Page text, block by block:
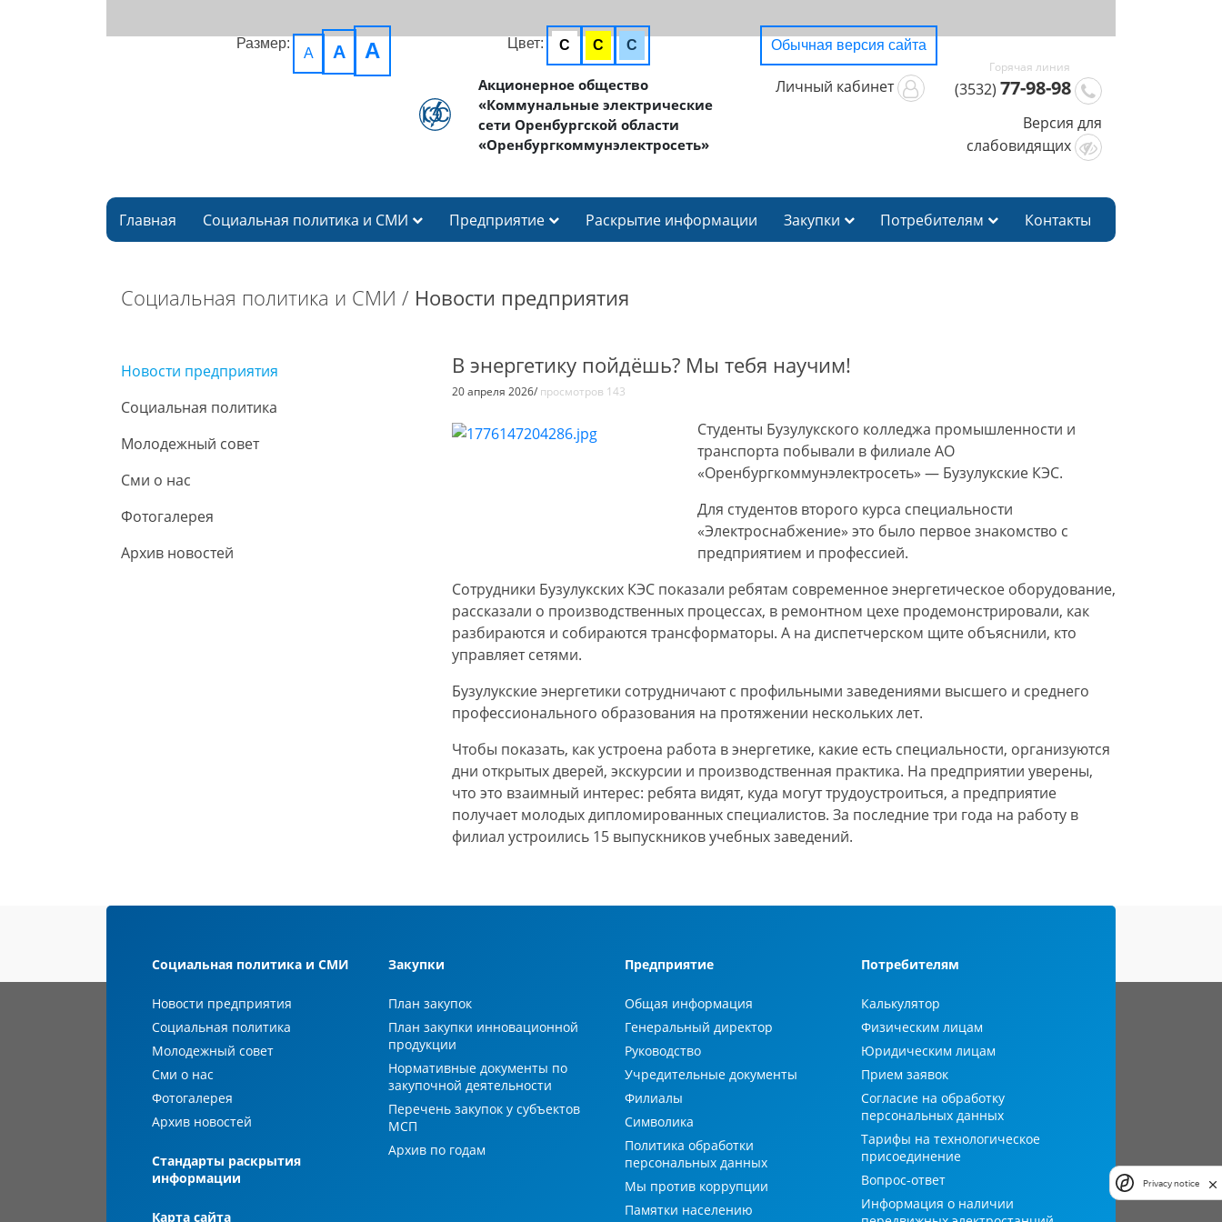
Размер:
A A A Цвет: C C C Обычная версия сайта
Акционерное общество
«Коммунальные электрические
сети Оренбургской области
«Оренбургкоммунэлектросеть»
Личный кабинет (3532) 77-98-98
Версия для
слабовидящих
Главная Социальная политика и СМИ Предприятие Раскрытие информации Закупки Потребителям Контакты
Социальная политика и СМИ / Новости предприятия
Новости предприятия
Социальная политика
Молодежный совет
Сми о нас
Фотогалерея
Архив новостей
В энергетику пойдёшь? Мы тебя научим!
20 апреля 2026/ просмотров 143
Студенты Бузулукского колледжа промышленности и
транспорта побывали в филиале АО
«Оренбургкоммунэлектросеть» — Бузулукские КЭС.
Для студентов второго курса специальности
«Электроснабжение» это было первое знакомство с
предприятием и профессией.
Сотрудники Бузулукских КЭС показали ребятам современное энергетическое оборудование,
рассказали о производственных процессах, в ремонтном цехе продемонстрировали, как
разбираются и собираются трансформаторы. А на диспетчерском щите объяснили, кто
управляет сетями.
Бузулукские энергетики сотрудничают с профильными заведениями высшего и среднего
профессионального образования на протяжении нескольких лет.
Чтобы показать, как устроена работа в энергетике, какие есть специальности, организуются
дни открытых дверей, экскурсии и производственная практика. На предприятии уверены,
что это взаимный интерес: ребята видят, куда могут трудоустроиться, а предприятие
получает молодых дипломированных специалистов. За последние три года на работу в
филиал устроились 15 выпускников учебных заведений.
Социальная политика и СМИ
Новости предприятия
Социальная политика
Молодежный совет
Сми о нас
Фотогалерея
Архив новостей
Стандарты раскрытия
информации
Карта сайта
Закупки
План закупок
План закупки инновационной
продукции
Нормативные документы по
закупочной деятельности
Перечень закупок у субъектов
МСП
Архив по годам
Предприятие
Общая информация
Генеральный директор
Руководство
Учредительные документы
Филиалы
Символика
Политика обработки
персональных данных
Мы против коррупции
Памятки населению
Потребителям
Калькулятор
Физическим лицам
Юридическим лицам
Прием заявок
Согласие на обработку
персональных данных
Тарифы на технологическое
присоединение
Вопрос-ответ
Информация о наличии
Privacy notice